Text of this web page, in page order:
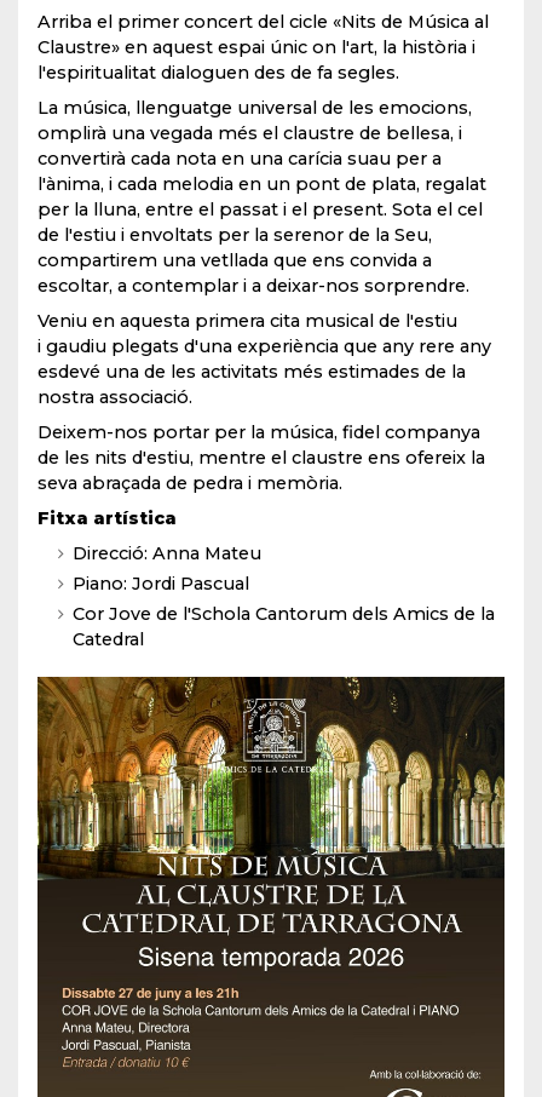
Arriba el primer concert del cicle «Nits de Música al
Claustre» en aquest espai únic on l'art, la història i
l'espiritualitat dialoguen des de fa segles.
La música, llenguatge universal de les emocions,
omplirà una vegada més el claustre de bellesa, i
convertirà cada nota en una carícia suau per a
l'ànima, i cada melodia en un pont de plata, regalat
per la lluna, entre el passat i el present. Sota el cel
de l'estiu i envoltats per la serenor de la Seu,
compartirem una vetllada que ens convida a
escoltar, a contemplar i a deixar-nos sorprendre.
Veniu en aquesta primera cita musical de l'estiu
i gaudiu plegats d'una experiència que any rere any
esdevé una de les activitats més estimades de la
nostra associació.
Deixem-nos portar per la música, fidel companya
de les nits d'estiu, mentre el claustre ens ofereix la
seva abraçada de pedra i memòria.
Fitxa artística
Direcció: Anna Mateu
Piano: Jordi Pascual
Cor Jove de l'Schola Cantorum dels Amics de la
Catedral